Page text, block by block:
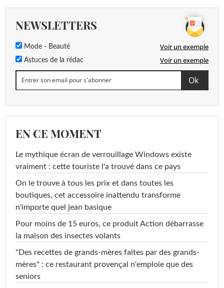
NEWSLETTERS
Mode - Beauté Voir un exemple
Astuces de la rédac Voir un exemple
EN CE MOMENT
Le mythique écran de verrouillage Windows existe
vraiment : cette touriste l'a trouvé dans ce pays
On le trouve à tous les prix et dans toutes les
boutiques, cet accessoire inattendu transforme
n'importe quel jean basique
Pour moins de 15 euros, ce produit Action débarrasse
la maison des insectes volants
"Des recettes de grands-mères faites par des grands-
mères" : ce restaurant provençal n'emploie que des
seniors